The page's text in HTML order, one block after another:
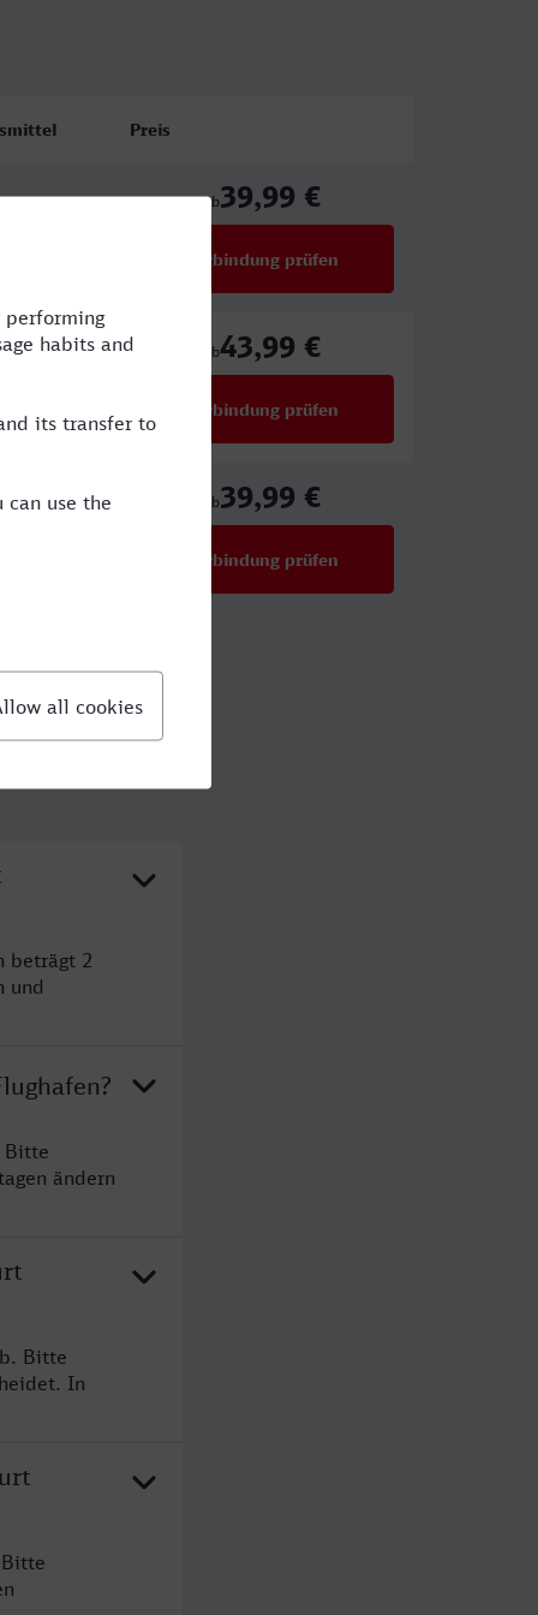
Preis
ab39,99 €
Verbindung prüfen
ab43,99 €
Verbindung prüfen
ab39,99 €
Verbindung prüfen
beträgt 2
und
Bitte
ändern
Bitte
In